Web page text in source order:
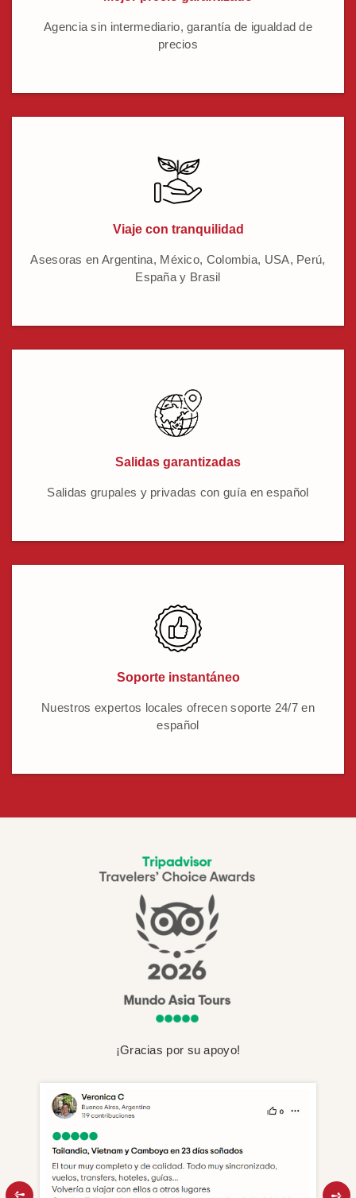
Agencia sin intermediario, garantía de igualdad de
precios
Viaje con tranquilidad
Asesoras en Argentina, México, Colombia, USA, Perú,
España y Brasil
Salidas garantizadas
Salidas grupales y privadas con guía en español
Soporte instantáneo
Nuestros expertos locales ofrecen soporte 24/7 en
español
¡Gracias por su apoyo!